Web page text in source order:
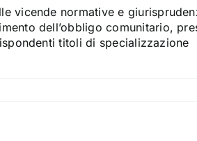
vicende normative e
dell’obbligo comunitario,
titoli di specializzazione